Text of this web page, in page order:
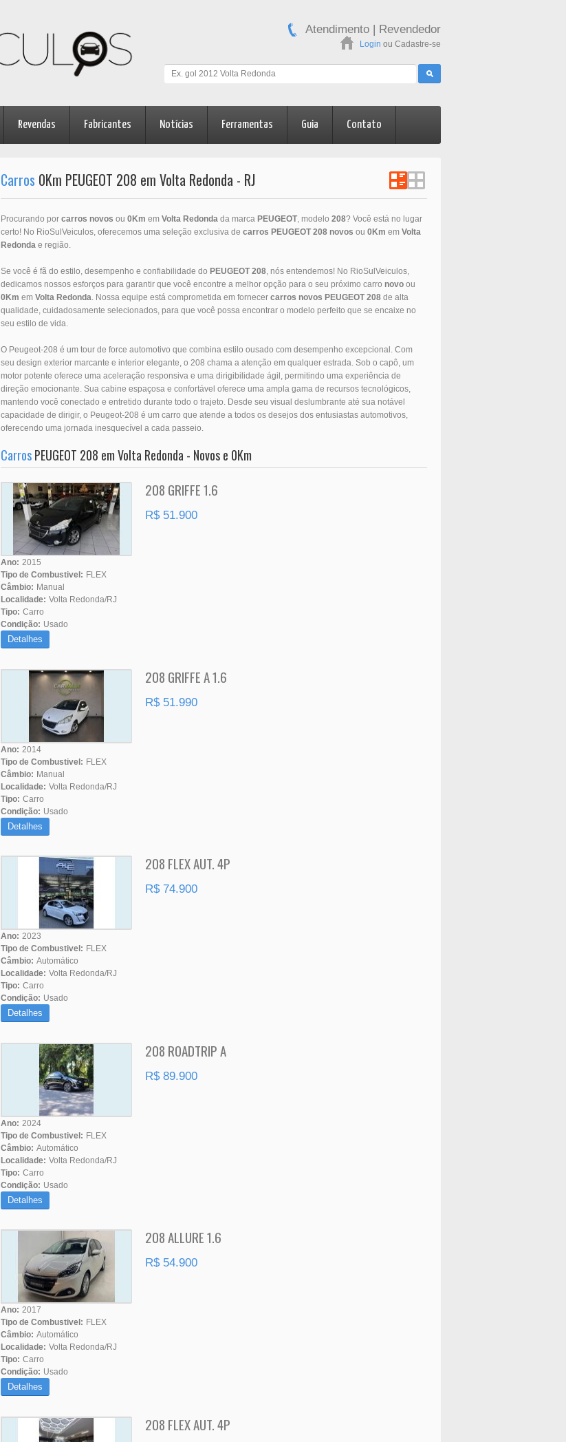
Atendimento | Revendedor
Login ou Cadastre-se
Revendas Fabricantes Notícias Ferramentas Guia Contato
Carros 0Km PEUGEOT 208 em Volta Redonda - RJ
Procurando por carros novos ou 0Km em Volta Redonda da marca PEUGEOT, modelo 208? Você está no lugar
certo! No RioSulVeiculos, oferecemos uma seleção exclusiva de carros PEUGEOT 208 novos ou 0Km em Volta
Redonda e região.
Se você é fã do estilo, desempenho e confiabilidade do PEUGEOT 208, nós entendemos! No RioSulVeiculos,
dedicamos nossos esforços para garantir que você encontre a melhor opção para o seu próximo carro novo ou
0Km em Volta Redonda. Nossa equipe está comprometida em fornecer carros novos PEUGEOT 208 de alta
qualidade, cuidadosamente selecionados, para que você possa encontrar o modelo perfeito que se encaixe no
seu estilo de vida.
O Peugeot-208 é um tour de force automotivo que combina estilo ousado com desempenho excepcional. Com
seu design exterior marcante e interior elegante, o 208 chama a atenção em qualquer estrada. Sob o capô, um
motor potente oferece uma aceleração responsiva e uma dirigibilidade ágil, permitindo uma experiência de
direção emocionante. Sua cabine espaçosa e confortável oferece uma ampla gama de recursos tecnológicos,
mantendo você conectado e entretido durante todo o trajeto. Desde seu visual deslumbrante até sua notável
capacidade de dirigir, o Peugeot-208 é um carro que atende a todos os desejos dos entusiastas automotivos,
oferecendo uma jornada inesquecível a cada passeio.
CarrosPEUGEOT 208 em Volta Redonda - Novos e 0Km
208 GRIFFE 1.6
R$ 51.900
Ano: 2015
Tipo de Combustivel: FLEX
Câmbio: Manual
Localidade: Volta Redonda/RJ
Tipo: Carro
Condição: Usado
Detalhes
208 GRIFFE A 1.6
R$ 51.990
Ano: 2014
Tipo de Combustivel: FLEX
Câmbio: Manual
Localidade: Volta Redonda/RJ
Tipo: Carro
Condição: Usado
Detalhes
208 FLEX AUT. 4P
R$ 74.900
Ano: 2023
Tipo de Combustivel: FLEX
Câmbio: Automático
Localidade: Volta Redonda/RJ
Tipo: Carro
Condição: Usado
Detalhes
208 ROADTRIP A
R$ 89.900
Ano: 2024
Tipo de Combustivel: FLEX
Câmbio: Automático
Localidade: Volta Redonda/RJ
Tipo: Carro
Condição: Usado
Detalhes
208 ALLURE 1.6
R$ 54.900
Ano: 2017
Tipo de Combustivel: FLEX
Câmbio: Automático
Localidade: Volta Redonda/RJ
Tipo: Carro
Condição: Usado
Detalhes
208 FLEX AUT. 4P